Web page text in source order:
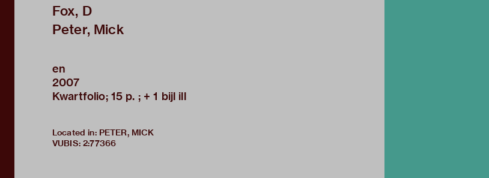
Fox, D
Peter, Mick
en
2007
Kwartfolio; 15 p. ; + 1 bijl ill
Located in: PETER, MICK
VUBIS: 2:77366